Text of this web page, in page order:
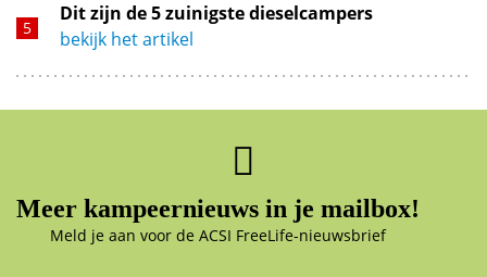
Dit zijn de 5 zuinigste dieselcampers
bekijk het artikel
Meer kampeernieuws in je mailbox!
Meld je aan voor de ACSI FreeLife-nieuwsbrief